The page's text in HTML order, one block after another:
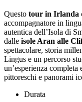
Questo tour in Irlanda
accompagnatore in
autentica dell’Isola di
dalle isole Aran alle
spettacolare, storia
Lingus e un percorso
un’esperienza
pittoreschi e panorami
Durata